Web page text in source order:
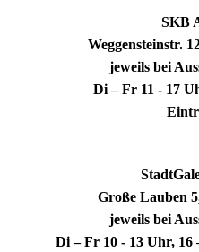
SKB
Weggensteinstr.
jeweils bei
Di – Fr 11 - 17
Große Lauben
jeweils bei
Di – Fr 10 - 13 Uhr, 16